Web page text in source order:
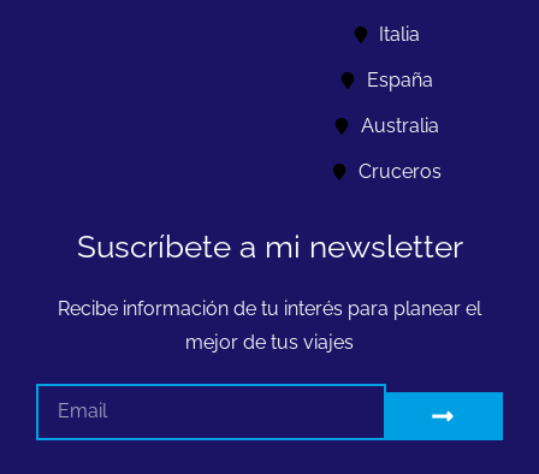
Italia
España
Australia
Cruceros
Suscríbete a mi newsletter
Recibe información de tu interés para planear el
mejor de tus viajes